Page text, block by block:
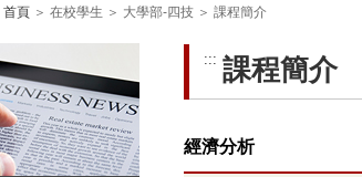
首頁 ＞ 在校學生 ＞ 大學部-四技 ＞ 課程簡介
::: 課程簡介
經濟分析